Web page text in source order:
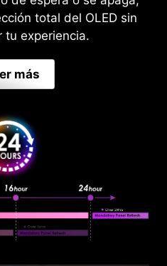
total del OLED sin
tu experiencia.
más